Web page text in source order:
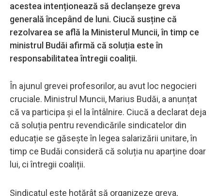
acestea intenționează să declanșeze greva
generală începând de luni. Ciucă susține că
rezolvarea se află la Ministerul Muncii, în timp ce
ministrul Budăi afirmă că soluția este în
responsabilitatea întregii coaliții.
În ajunul grevei profesorilor, au avut loc negocieri
cruciale. Ministrul Muncii, Marius Budăi, a anunțat
că va participa și el la întâlnire. Ciucă a declarat deja
că soluția pentru revendicările sindicatelor din
educație se găsește în legea salarizării unitare, în
timp ce Budăi consideră că soluția nu aparține doar
lui, ci întregii coaliții.
Sindicatul este hotărât să organizeze greva,